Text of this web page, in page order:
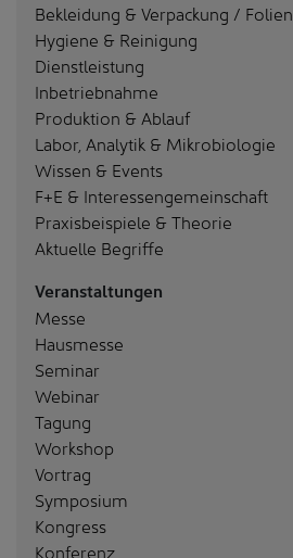
Bekleidung & Verpackung / Folien
Hygiene & Reinigung
Dienstleistung
Inbetriebnahme
Produktion & Ablauf
Labor, Analytik & Mikrobiologie
Wissen & Events
F+E & Interessengemeinschaft
Praxisbeispiele & Theorie
Aktuelle Begriffe
Veranstaltungen
Messe
Hausmesse
Seminar
Webinar
Tagung
Workshop
Vortrag
Symposium
Kongress
Konferenz